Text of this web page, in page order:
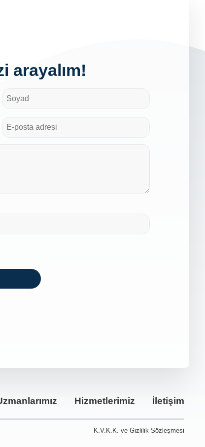
arayalım!
Hizmetlerimiz İletişim
K.V.K.K. ve Gizlilik Sözleşmesi